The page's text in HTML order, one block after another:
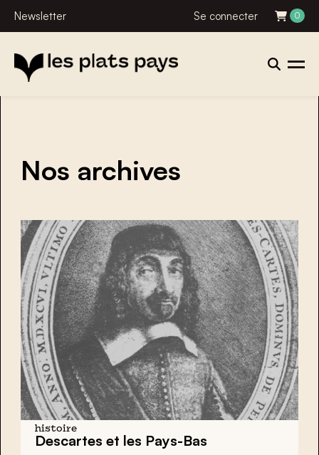
Newsletter Se connecter 0
Nos archives
histoire
Descartes et les Pays-Bas